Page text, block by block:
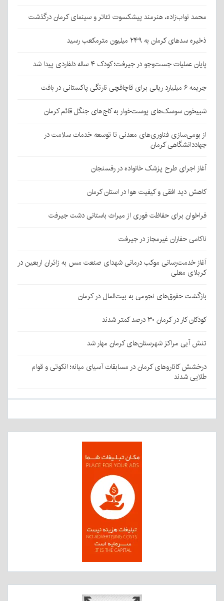
محمد نواب‌زاده، هنرمند پیشکسوت تئاتر و سینمای کرمان درگذشت
ذخیره سدهای کرمان به ۲۴۹ میلیون مترمکعب رسید
پایان عملیات جست‌وجو در جیرفت؛ کودک ۴ ساله دلفاردی پیدا شد
جریمه ۶ میلیارد ریالی برای قاچاقچی نارنگی پاکستانی در بافت
شبیخون سوسک‌های پوست‌خوار به کاج‌های جنگل قائم کرمان
از بومی‌سازی فناوری‌های معدنی تا توسعه خدمات سلامت در
جهاددانشگاهی کرمان
آغاز اجرای طرح پزشک خانواده در رفسنجان
کاهش دید افقی و کیفیت هوا در استان کرمان
فراخوان برای حفاظت فوری از میراث باستانی دشت جیرفت
ناکامی حفاران غیرمجاز در جیرفت
آغاز خدمت‌رسانی موکب درمانی شهدای صنعت مس به زائران اربعین در
کربلای معلی
بازگشت حقوق‌های نجومی به بیت‌المال در کرمان
کودکان کار در کرمان ۳۰ درصد کمتر شدند
تنش آبی مراکز شهرستان‌های کرمان مهار شد
درخشش کاتاروهای کرمان در مسابقات آسیای میانه؛ انکوتی و قوام
طلایی شدند